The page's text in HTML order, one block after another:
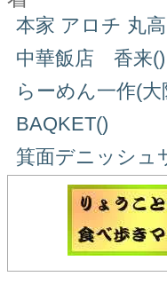
本家 アロチ 丸
中華飯店 香来()
らーめん一作(大
BAQKET()
箕面デニッシュ